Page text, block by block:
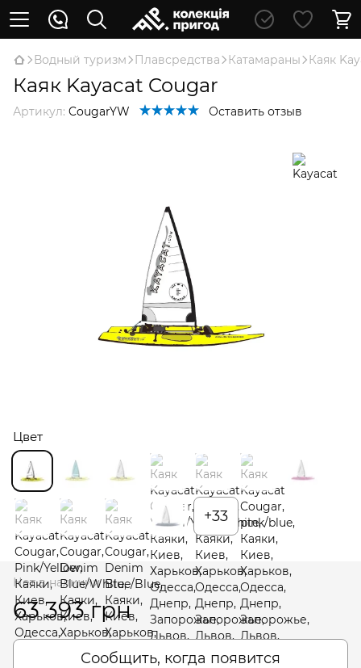
Водный туризм Плавсредства Катамараны Каяк
Каяк Kayacat Cougar
Артикул: CougarYW Оставить отзыв
Цвет
+33
Нет в наличии
63 393 грн
Сообщить, когда появится